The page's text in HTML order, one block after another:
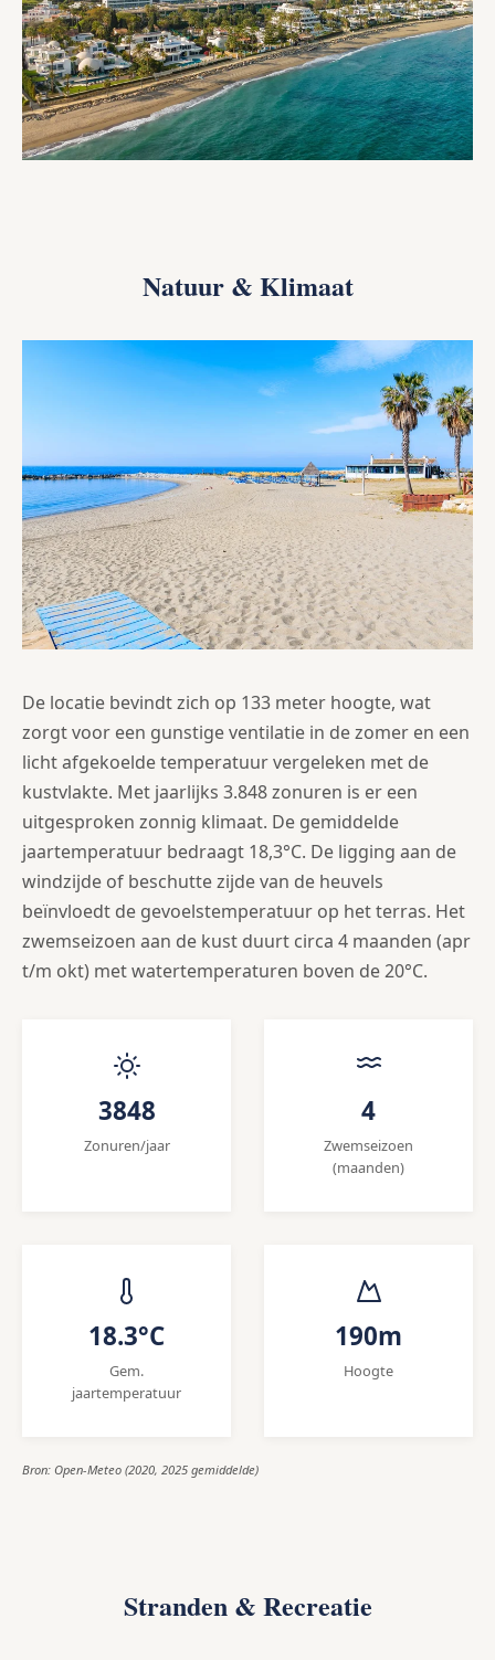
Natuur & Klimaat
De locatie bevindt zich op 133 meter hoogte, wat
zorgt voor een gunstige ventilatie in de zomer en een
licht afgekoelde temperatuur vergeleken met de
kustvlakte. Met jaarlijks 3.848 zonuren is er een
uitgesproken zonnig klimaat. De gemiddelde
jaartemperatuur bedraagt 18,3°C. De ligging aan de
windzijde of beschutte zijde van de heuvels
beïnvloedt de gevoelstemperatuur op het terras. Het
zwemseizoen aan de kust duurt circa 4 maanden (apr
t/m okt) met watertemperaturen boven de 20°C.
3848
Zonuren/jaar
4
Zwemseizoen
(maanden)
18.3°C
Gem.
jaartemperatuur
190m
Hoogte
Bron: Open-Meteo (2020, 2025 gemiddelde)
Stranden & Recreatie